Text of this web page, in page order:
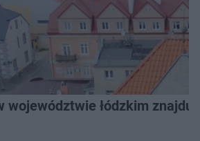
województwie łódzkim